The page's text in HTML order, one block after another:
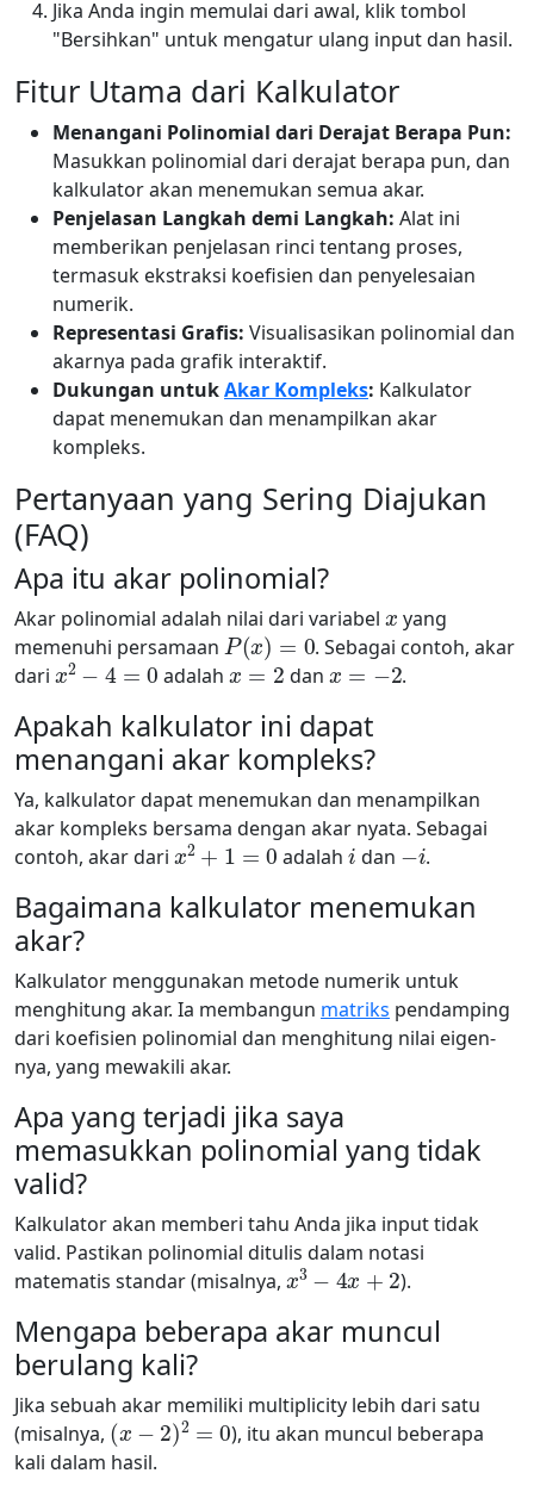
Jika Anda ingin memulai dari awal, klik tombol
"Bersihkan" untuk mengatur ulang input dan hasil.
Fitur Utama dari Kalkulator
Menangani Polinomial dari Derajat Berapa Pun:
Masukkan polinomial dari derajat berapa pun, dan
kalkulator akan menemukan semua akar.
Penjelasan Langkah demi Langkah: Alat ini
memberikan penjelasan rinci tentang proses,
termasuk ekstraksi koefisien dan penyelesaian
numerik.
Representasi Grafis: Visualisasikan polinomial dan
akarnya pada grafik interaktif.
Dukungan untukAkar Kompleks: Kalkulator
dapat menemukan dan menampilkan akar
kompleks.
Pertanyaan yang Sering Diajukan
(FAQ)
Apa itu akar polinomial?
Akar polinomial adalah nilai dari variabel
yang
memenuhi persamaan
P(x)=0
. Sebagai contoh, akar
dari
x2−4=0
adalah
x =2
dan
x=−2
.
Apakah kalkulator ini dapat
menangani akar kompleks?
Ya, kalkulator dapat menemukan dan menampilkan
akar kompleks bersama dengan akar nyata. Sebagai
contoh, akar dari
x2+1=0
adalah dan
−i
.
Bagaimana kalkulator menemukan
akar?
Kalkulator menggunakan metode numerik untuk
menghitung akar. Ia membangun matriks pendamping
dari koefisien polinomial dan menghitung nilai eigen-
nya, yang mewakili akar.
Apa yang terjadi jika saya
memasukkan polinomial yang tidak
valid?
Kalkulator akan memberi tahu Anda jika input tidak
valid. Pastikan polinomial ditulis dalam notasi
matematis standar (misalnya,
x3−4x+ 2
).
Mengapa beberapa akar muncul
berulang kali?
Jika sebuah akar memiliki multiplicity lebih dari satu
(misalnya,
(x−2 2=0
), itu akan muncul beberapa
kali dalam hasil.